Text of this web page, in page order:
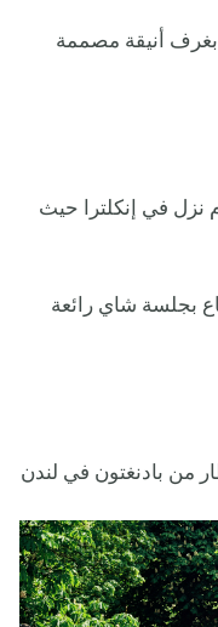
بغرف أنيقة مصممة
نزل في إنكلترا حيث
بجلسة شاي رائعة
من بادنغتون في لندن